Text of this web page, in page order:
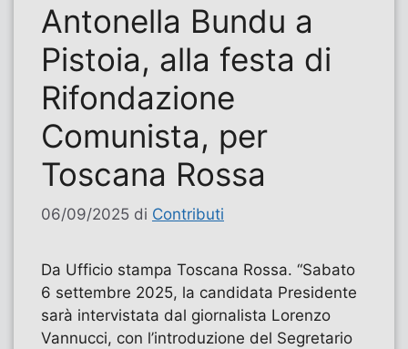
Antonella Bundu a
Pistoia, alla festa di
Rifondazione
Comunista, per
Toscana Rossa
06/09/2025 di Contributi
Da Ufficio stampa Toscana Rossa. “Sabato
6 settembre 2025, la candidata Presidente
sarà intervistata dal giornalista Lorenzo
Vannucci, con l’introduzione del Segretario